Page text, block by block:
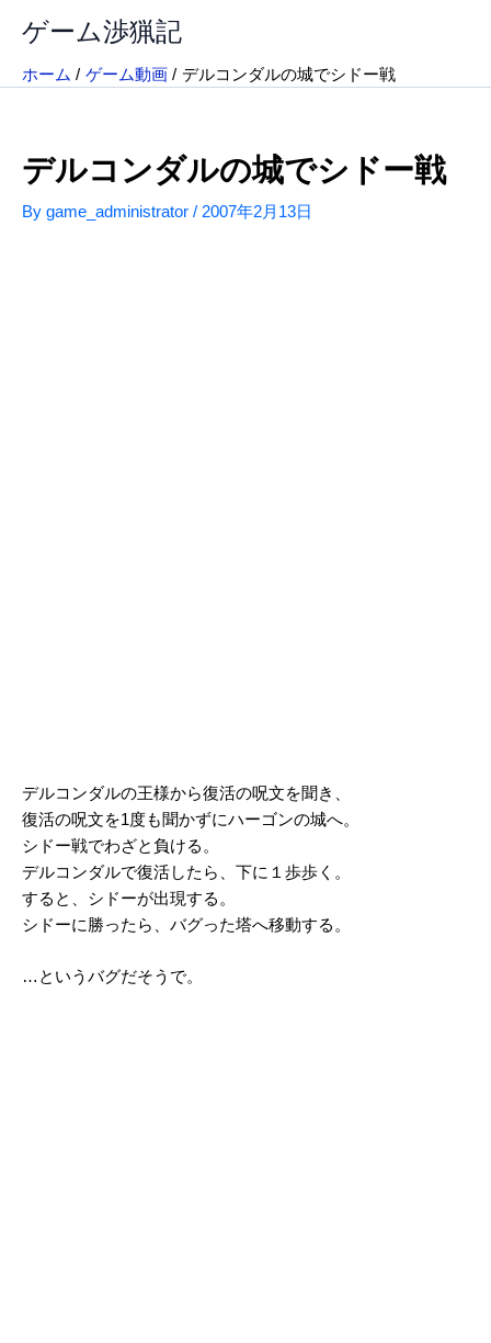
ス
ゲーム渉猟記
ホーム ゲーム動画 デルコンダルの城でシドー戦
デルコンダルの城でシドー戦
By game_administrator / 2007年2月13日
デルコンダルの王様から復活の呪文を聞き、
復活の呪文を1度も聞かずにハーゴンの城へ。
シドー戦でわざと負ける。
デルコンダルで復活したら、下に１歩歩く。
すると、シドーが出現する。
シドーに勝ったら、バグった塔へ移動する。
…というバグだそうで。